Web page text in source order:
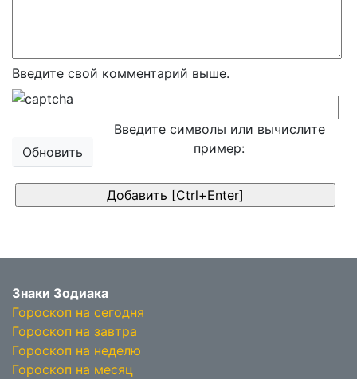
Введите свой комментарий выше.
Обновить
Введите символы или вычислите
пример:
Знаки Зодиака
Гороскоп на сегодня
Гороскоп на завтра
Гороскоп на неделю
Гороскоп на месяц